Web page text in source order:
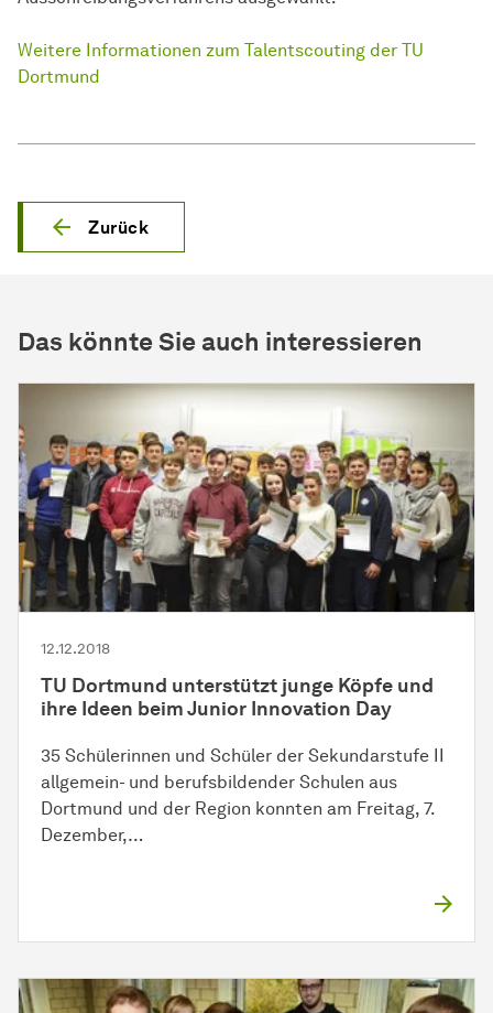
Weitere Informationen zum Talentscouting der TU
Dortmund
Zurück
Das könnte Sie auch interessieren
12.12.2018
TU Dortmund unterstützt junge Köpfe und
ihre Ideen beim Junior Innovation Day
35 Schülerinnen und Schüler der Sekundarstufe II
allgemein- und berufsbildender Schulen aus
Dortmund und der Region konnten am Freitag, 7.
Dezember,…